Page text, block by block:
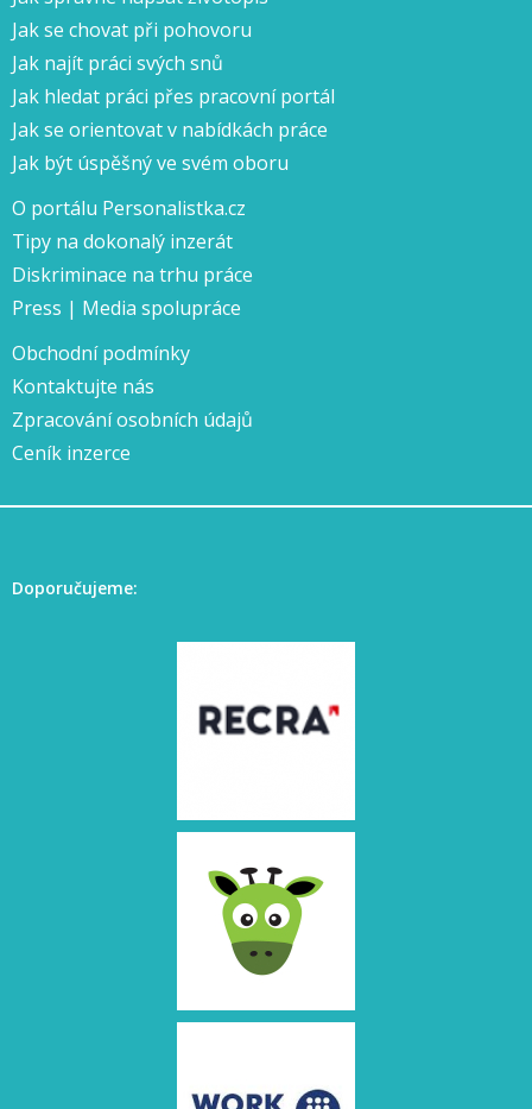
Jak se chovat při pohovoru
Jak najít práci svých snů
Jak hledat práci přes pracovní portál
Jak se orientovat v nabídkách práce
Jak být úspěšný ve svém oboru
O portálu Personalistka.cz
Tipy na dokonalý inzerát
Diskriminace na trhu práce
Press | Media spolupráce
Obchodní podmínky
Kontaktujte nás
Zpracování osobních údajů
Ceník inzerce
Doporučujeme: